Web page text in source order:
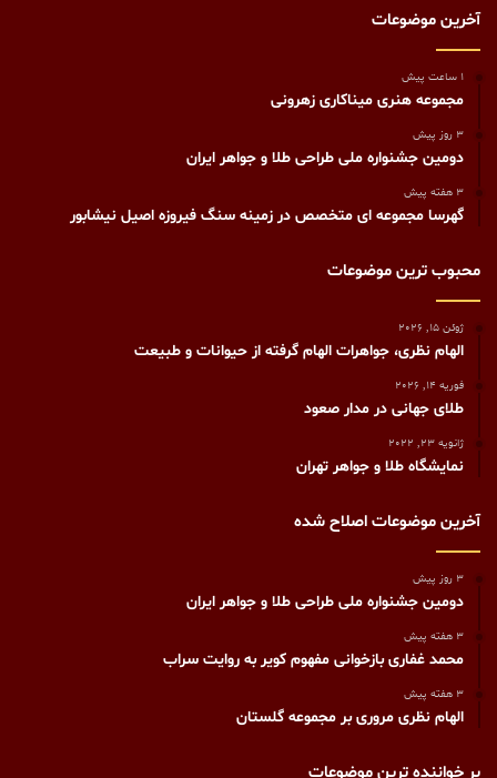
آخرین موضوعات
1 ساعت پیش
مجموعه هنری میناکاری زهرونی
3 روز پیش
دومین جشنواره ملی طراحی طلا و جواهر ایران
3 هفته پیش
گهرسا مجموعه ای متخصص در زمینه سنگ فیروزه اصیل نیشابور
محبوب ترین موضوعات
ژوئن 15, 2026
الهام نظری، جواهرات الهام گرفته از حیوانات و طبیعت
فوریه 14, 2026
طلای جهانی در مدار صعود
ژانویه 23, 2022
نمایشگاه طلا و جواهر تهران
آخرین موضوعات اصلاح شده
3 روز پیش
دومین جشنواره ملی طراحی طلا و جواهر ایران
3 هفته پیش
محمد غفاری بازخوانی مفهوم کویر به روایت سراب
3 هفته پیش
الهام نظری مروری بر مجموعه گلستان
پر خواننده ترین موضوعات